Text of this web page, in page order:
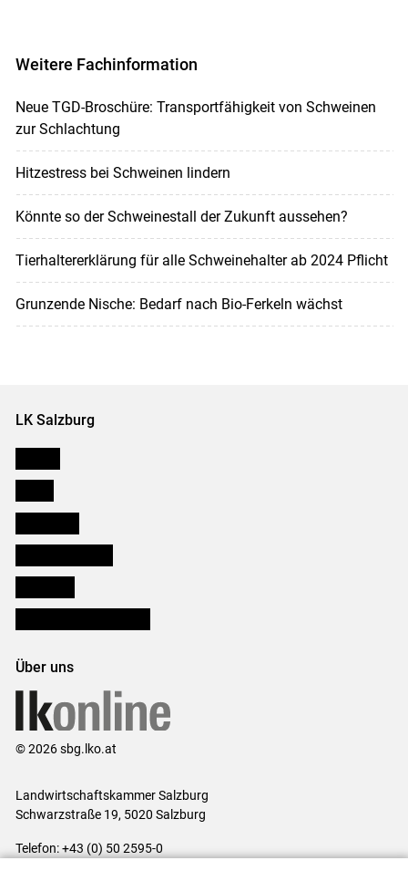
Weitere Fachinformation
Neue TGD-Broschüre: Transportfähigkeit von Schweinen
zur Schlachtung
Hitzestress bei Schweinen lindern
Könnte so der Schweinestall der Zukunft aussehen?
Tierhaltererklärung für alle Schweinehalter ab 2024 Pflicht
Grunzende Nische: Bedarf nach Bio-Ferkeln wächst
LK Salzburg
Über uns
© 2026 sbg.lko.at
Landwirtschaftskammer Salzburg
Schwarzstraße 19, 5020 Salzburg
Telefon: +43 (0) 50 2595-0